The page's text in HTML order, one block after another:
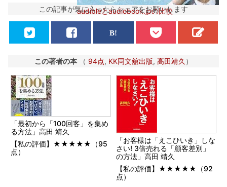
audibleとaudiobook.jpの比較
この記事が気に入ったらシェアをお願いします
この著者の本 （ 94点, KK同文舘出版, 高田靖久 ）
「最初から「100回客」を集め
る方法」高田 靖久
【私の評価】★★★★★（95
点）
「お客様は「えこひいき」しな
さい! 3倍売れる「顧客差別」
の方法」高田 靖久
【私の評価】★★★★★（92
点）